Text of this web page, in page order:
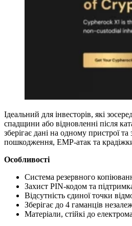
Ідеальний для інвесторів, які
спадщини або відновленні після
зберігає дані на одному пристрої
пошкодження, EMP-атак та
Особливості
Система резервного
Захист PIN-кодом та
Відсутність єдиної точки
Зберігає до 4 гаманців
Матеріали, стійкі до